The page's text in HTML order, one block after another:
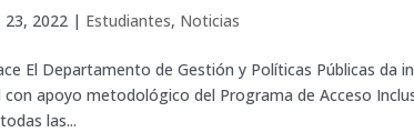
23, 2022 | Estudiantes, Noticias
El Departamento de Gestión y Políticas Públicas da
apoyo metodológico del Programa de Acceso
las...